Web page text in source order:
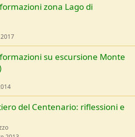
zona Lago di
su escursione Monte
del Centenario: riflessioni e